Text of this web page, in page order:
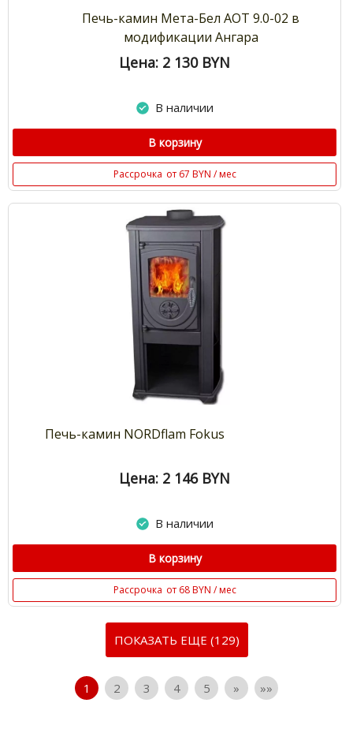
Печь-камин Мета-Бел АОТ 9.0-02 в
модификации Ангара
Цена: 2 130 BYN
В наличии
В корзину
Рассрочка от 67 BYN / мес
Печь-камин NORDflam Fokus
Цена: 2 146 BYN
В наличии
В корзину
Рассрочка от 68 BYN / мес
ПОКАЗАТЬ ЕЩЕ (129)
1 2 3 4 5 » »»